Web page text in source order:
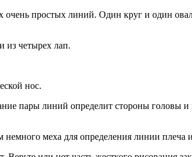
простых линий. Один круг и один
из четырех лап.
нос.
пары линий определит стороны головы и
меха для определения линии плеча